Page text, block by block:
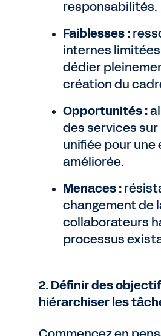
responsabilités.
Faiblesses :
internes
dédier
création du
Opportunités :
des services sur
unifiée pour
améliorée.
Menaces :
changement de
collaborateurs
processus
2. Définir des
hiérarchiser les